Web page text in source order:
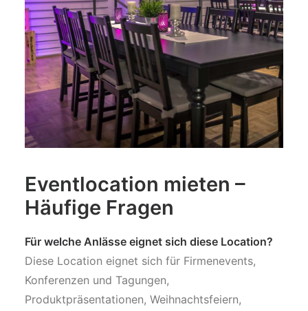
Eventlocation mieten –
Häufige Fragen
Für welche Anlässe eignet sich diese Location?
Diese Location eignet sich für Firmenevents,
Konferenzen und Tagungen,
Produktpräsentationen, Weihnachtsfeiern,